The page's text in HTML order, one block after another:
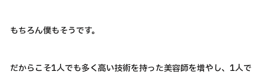
もちろん僕もそうです。
だからこそ1人でも多く高い技術を持った美容師を増やし、1人で